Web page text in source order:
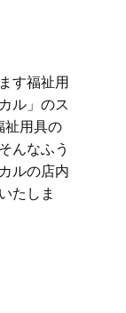
す福祉用
ル」のス
用具の
んなふう
ルの店内
たしま